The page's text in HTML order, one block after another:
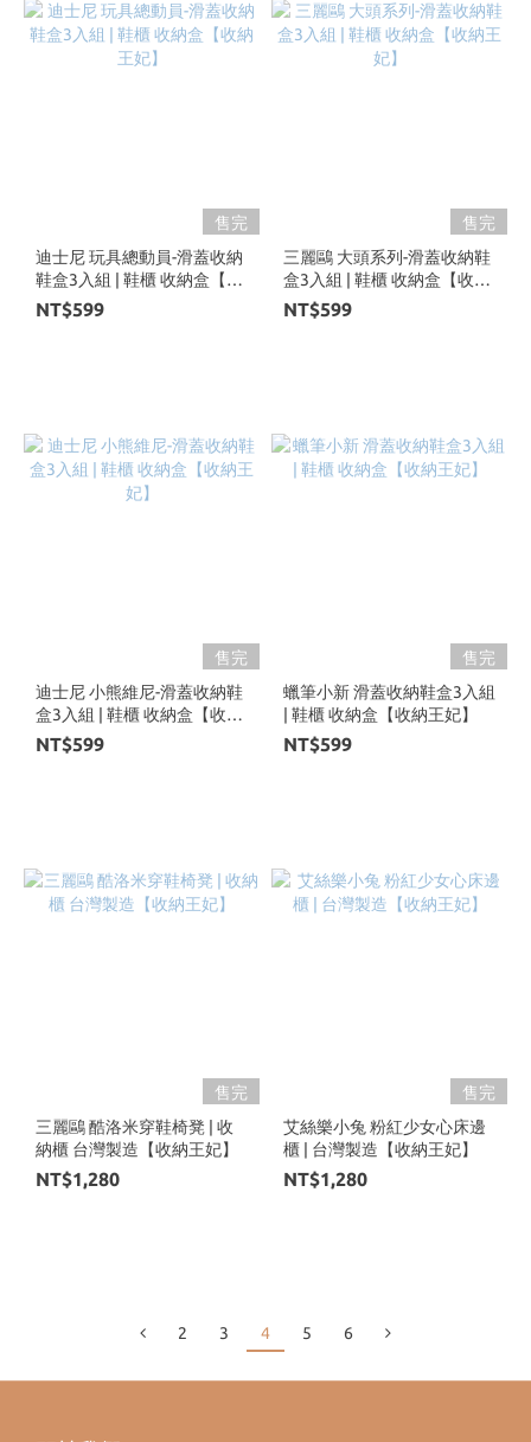
售完
迪士尼 玩具總動員-滑蓋收納
鞋盒3入組 | 鞋櫃 收納盒【收
納王妃】
NT$599
售完
三麗鷗 大頭系列-滑蓋收納鞋
盒3入組 | 鞋櫃 收納盒【收納
王妃】
NT$599
售完
迪士尼 小熊維尼-滑蓋收納鞋
盒3入組 | 鞋櫃 收納盒【收納
王妃】
NT$599
售完
蠟筆小新 滑蓋收納鞋盒3入組
| 鞋櫃 收納盒【收納王妃】
NT$599
售完
三麗鷗 酷洛米穿鞋椅凳 | 收
納櫃 台灣製造【收納王妃】
NT$1,280
售完
艾絲樂小兔 粉紅少女心床邊
櫃 | 台灣製造【收納王妃】
NT$1,280
2 3 4 5 6